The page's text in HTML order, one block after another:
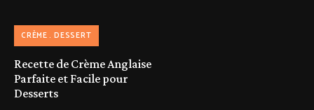
CRÈME DESSERT
Recette de Crème Anglaise
Parfaite et Facile pour
Desserts